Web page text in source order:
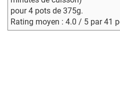
pour 4 pots de 375g.
Rating moyen : 4.0 / 5 par 41